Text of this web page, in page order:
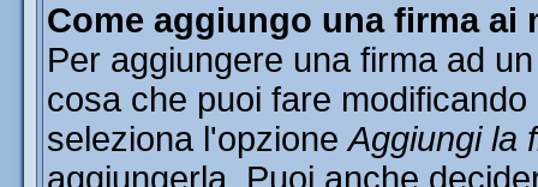
Come aggiungo una firma ai
Per aggiungere una firma ad
cosa che puoi fare
seleziona l'opzioneAggiungi la
aggiungerla. Puoi anche